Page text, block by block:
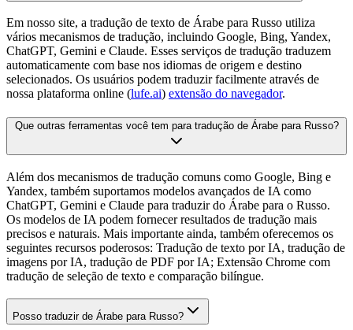
Em nosso site, a tradução de texto de Árabe para Russo utiliza
vários mecanismos de tradução, incluindo Google, Bing, Yandex,
ChatGPT, Gemini e Claude. Esses serviços de tradução traduzem
automaticamente com base nos idiomas de origem e destino
selecionados. Os usuários podem traduzir facilmente através de
nossa plataforma online (lufe.ai) extensão do navegador.
Que outras ferramentas você tem para tradução de Árabe para Russo?
Além dos mecanismos de tradução comuns como Google, Bing e
Yandex, também suportamos modelos avançados de IA como
ChatGPT, Gemini e Claude para traduzir do Árabe para o Russo.
Os modelos de IA podem fornecer resultados de tradução mais
precisos e naturais. Mais importante ainda, também oferecemos os
seguintes recursos poderosos: Tradução de texto por IA, tradução de
imagens por IA, tradução de PDF por IA; Extensão Chrome com
tradução de seleção de texto e comparação bilíngue.
Posso traduzir de Árabe para Russo?